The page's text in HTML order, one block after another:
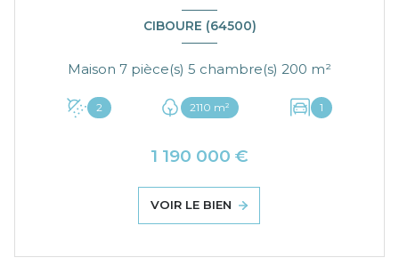
CIBOURE (64500)
Maison 7 pièce(s) 5 chambre(s) 200 m²
2 2110 m² 1
1 190 000 €
VOIR LE BIEN